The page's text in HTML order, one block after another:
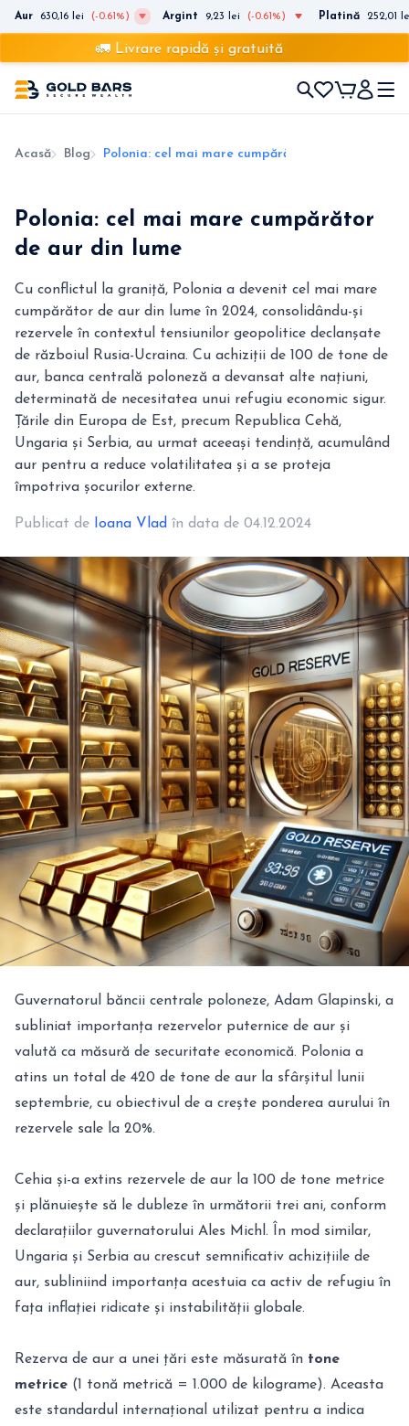
Aur 630,16 lei (-0.61%) Argint 9,23 lei (-0.61%) Platină 252,01
🚛 Livrare rapidă și gratuită
Acasă Blog Polonia: cel mai mare cumpărător de aur din lume
Polonia: cel mai mare cumpărător
de aur din lume
Cu conflictul la graniță, Polonia a devenit cel mai mare
cumpărător de aur din lume în 2024, consolidându-și
rezervele în contextul tensiunilor geopolitice declanșate
de războiul Rusia-Ucraina. Cu achiziții de 100 de tone de
aur, banca centrală poloneză a devansat alte națiuni,
determinată de necesitatea unui refugiu economic sigur.
Țările din Europa de Est, precum Republica Cehă,
Ungaria și Serbia, au urmat aceeași tendință, acumulând
aur pentru a reduce volatilitatea și a se proteja
împotriva șocurilor externe.
Publicat de Ioana Vlad în data de 04.12.2024
Guvernatorul băncii centrale poloneze, Adam Glapinski, a
subliniat importanța rezervelor puternice de aur și
valută ca măsură de securitate economică. Polonia a
atins un total de 420 de tone de aur la sfârșitul lunii
septembrie, cu obiectivul de a crește ponderea aurului în
rezervele sale la 20%.
Cehia și-a extins rezervele de aur la 100 de tone metrice
și plănuiește să le dubleze în următorii trei ani, conform
declarațiilor guvernatorului Ales Michl. În mod similar,
Ungaria și Serbia au crescut semnificativ achizițiile de
aur, subliniind importanța acestuia ca activ de refugiu în
fața inflației ridicate și instabilității globale.
Rezerva de aur a unei țări este măsurată în tone
metrice (1 tonă metrică = 1.000 de kilograme). Aceasta
este standardul internațional utilizat pentru a indica